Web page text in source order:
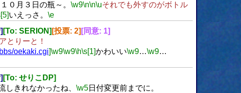
０月３日の瓶～。 \w9\n\n\uそれでも外すのがボトル
いえっさ。 \e
[To: SERION] [投票: 2] [同意: 1]
とりーと！
oekaki.cgi]\w9\w9\h\s[1]かわいい\w9…\w9…
[To: せりこDP]
しきれなかったね、 \w5日付変更前までに。